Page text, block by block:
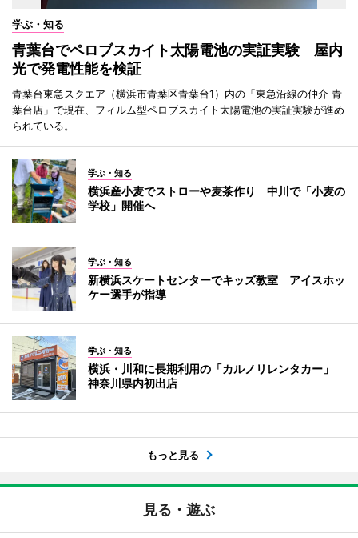
学ぶ・知る
青葉台でペロブスカイト太陽電池の実証実験 屋内
光で発電性能を検証
青葉台東急スクエア（横浜市青葉区青葉台1）内の「東急沿線の仲介 青
葉台店」で現在、フィルム型ペロブスカイト太陽電池の実証実験が進め
られている。
学ぶ・知る
横浜産小麦でストローや麦茶作り 中川で「小麦の
学校」開催へ
学ぶ・知る
新横浜スケートセンターでキッズ教室 アイスホッ
ケー選手が指導
学ぶ・知る
横浜・川和に長期利用の「カルノリレンタカー」
神奈川県内初出店
もっと見る
見る・遊ぶ